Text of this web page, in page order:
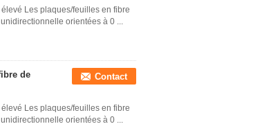
Les plaques/feuilles en fibre
orientées à 0 ...
de
Contact
Les plaques/feuilles en fibre
orientées à 0 ...